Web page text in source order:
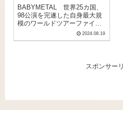
め🤟メンバーコメントも
🤟
BABYMETAL 世界25カ国、
98公演を完遂した自身最大規
模のワールドツアーファイナ
ルを映画化！8月23日(金)より
全国47都道府県66箇所の映画
Cinema®版の3形式で公開！
2024.08.19
スポンサー